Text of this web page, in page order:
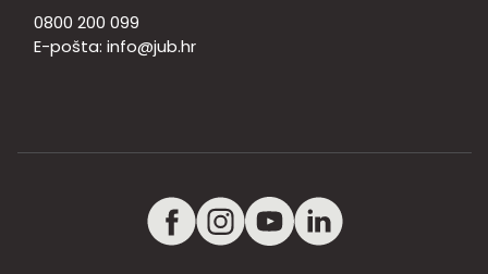
0800 200 099
E-pošta: info@jub.hr